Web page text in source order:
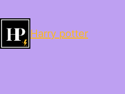
Harry potter